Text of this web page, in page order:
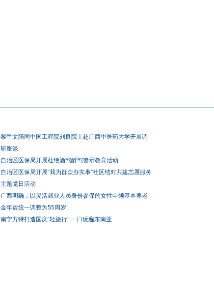
黎甲文陪同中国工程院刘良院士赴广西中医药大学开展调
研座谈
自治区医保局开展杜绝酒驾醉驾警示教育活动
自治区医保局开展“我为群众办实事”社区结对共建志愿服务
主题党日活动
广西明确：以灵活就业人员身份参保的女性申领基本养老
金年龄统一调整为55周岁
南宁方特打造国庆“轻旅行” 一日玩遍东南亚